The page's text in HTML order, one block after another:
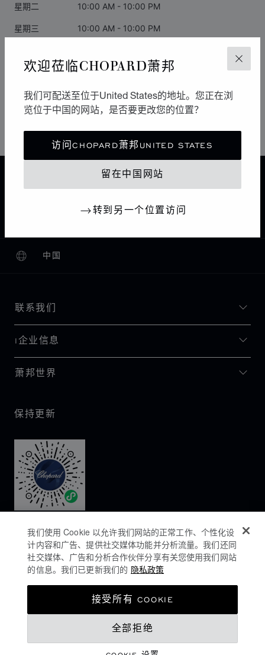
关闭
欢迎莅临CHOPARD萧邦
我们可配送至位于United States的地址。您正在浏
览位于中国的网站，是否要更改您的位置？
访问CHOPARD萧邦UNITED STATES
留在中国网站
转到另一个位置访问
星期二 10:00 AM - 10:00 PM
星期三 10:00 AM - 10:00 PM
星期五 09:00 AM - 09:30 PM
星期六 10:00 AM - 12:00 PM
星期日 10:00 AM - 10:00 PM
所有店铺
CHOPARD BOUTIQUE DUBAI MALL OF THE EMIRATES
中国
本地化（更改国家/地区）
更改国家/地区
联系我们
I企业信息
萧邦世界
保持更新
COOKIES政策
我们使用 Cookie 以允许我们网站的正常工作、个性化设
计内容和广告、提供社交媒体功能并分析流量。我们还同
社交媒体、广告和分析合作伙伴分享有关您使用我们网站
的信息。我们已更新我们的 隐私政策
全部拒绝
接受所有 COOKIE